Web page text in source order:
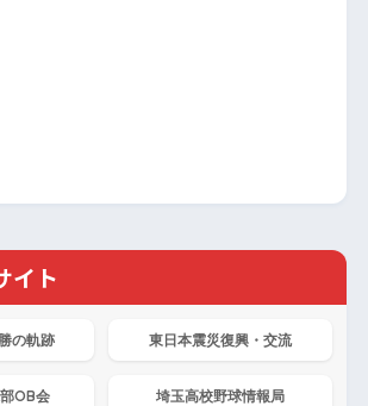
イト
の軌跡 東日本震災復興・交流
OB会 埼玉高校野球情報局